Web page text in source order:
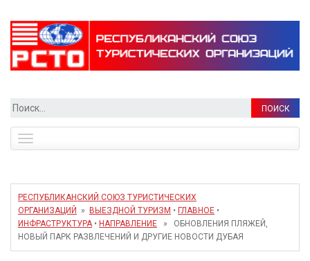
Найти:
navigation
РЕСПУБЛИКАНСКИЙ СОЮЗ ТУРИСТИЧЕСКИХ
ОРГАНИЗАЦИЙ
» ВЫЕЗДНОЙ ТУРИЗМ • ГЛАВНОЕ •
ИНФРАСТРУКТУРА• НАПРАВЛЕНИЕ » ОБНОВЛЕНИЯ ПЛЯЖЕЙ,
НОВЫЙ ПАРК РАЗВЛЕЧЕНИЙ И ДРУГИЕ НОВОСТИ ДУБАЯ